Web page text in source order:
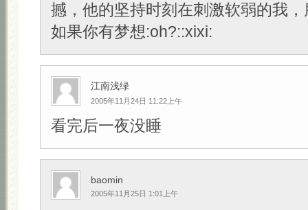
撼，他的坚持时刻在刺激软弱的我
如果你有梦想:oh?::xixi:
江南浅绿
2005年11月24日 11:22上午
看完后一夜没睡
baomin
2005年11月25日 1:01上午